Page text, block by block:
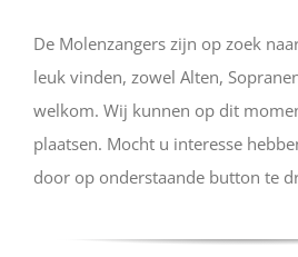
De Molenzangers zijn op zoek
leuk vinden, zowel Alten,
welkom. Wij kunnen op dit
plaatsen. Mocht u interesse
door op onderstaande button te